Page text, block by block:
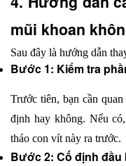
mũi khoan
Sau đây là hướng dẫn
Bước 1: Kiểm tra
Trước tiên, bạn cần
định hay không. Nếu
tháo con vít này ra trước.
Bước 2: Cố định đầu